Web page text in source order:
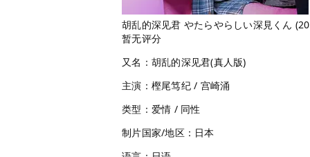
胡乱的深见君 やたらやらしい深見くん
暂无评分
又名：胡乱的深见君(真人版)
主演：樫尾笃纪 / 宫崎涌
类型：爱情 / 同性
制片国家/地区：日本